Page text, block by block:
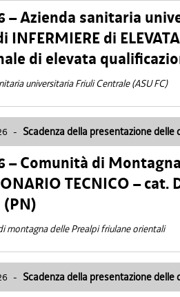
– Azienda sanitaria
INFERMIERE di
di elevata
universitaria Friuli Centrale (ASU FC)
- Scadenza della presentazione delle
– Comunità di
TECNICO – cat.
montagna delle Prealpi friulane orientali
- Scadenza della presentazione delle